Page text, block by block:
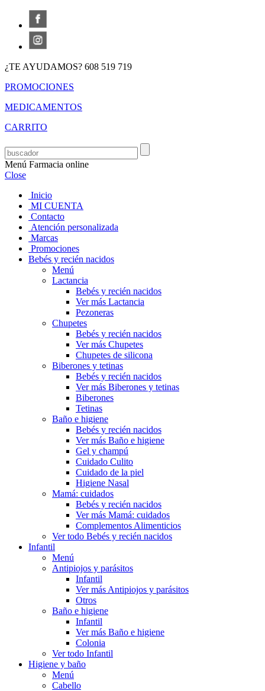
¿TE AYUDAMOS? 608 519 719
PROMOCIONES
MEDICAMENTOS
CARRITO
Menú Farmacia online
Close
Inicio
MI CUENTA
Contacto
Atención personalizada
Marcas
Promociones
Bebés y recién nacidos
Menú
Lactancia
Bebés y recién nacidos
Ver más Lactancia
Pezoneras
Chupetes
Bebés y recién nacidos
Ver más Chupetes
Chupetes de silicona
Biberones y tetinas
Bebés y recién nacidos
Ver más Biberones y tetinas
Biberones
Tetinas
Baño e higiene
Bebés y recién nacidos
Ver más Baño e higiene
Gel y champú
Cuidado Culito
Cuidado de la piel
Higiene Nasal
Mamá: cuidados
Bebés y recién nacidos
Ver más Mamá: cuidados
Complementos Alimenticios
Ver todo Bebés y recién nacidos
Infantil
Menú
Antipiojos y parásitos
Infantil
Ver más Antipiojos y parásitos
Otros
Baño e higiene
Infantil
Ver más Baño e higiene
Colonia
Ver todo Infantil
Higiene y baño
Menú
Cabello